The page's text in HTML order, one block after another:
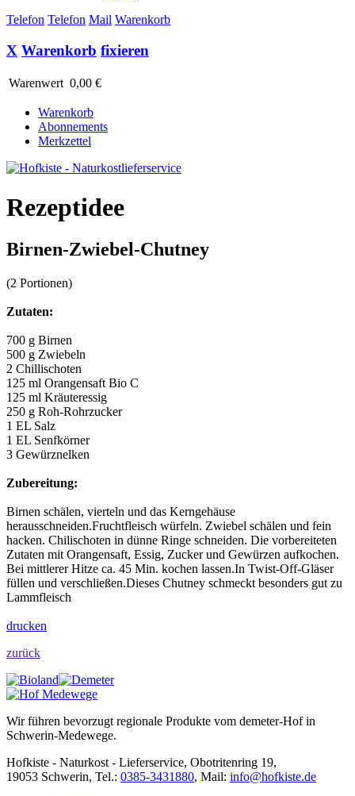
Telefon Telefon Mail Warenkorb
X Warenkorb fixieren
Warenwert 0,00 €
Warenkorb
Abonnements
Merkzettel
Rezeptidee
Birnen-Zwiebel-Chutney
(2 Portionen)
Zutaten:
700 g Birnen
500 g Zwiebeln
2 Chillischoten
125 ml Orangensaft Bio C
125 ml Kräuteressig
250 g Roh-Rohrzucker
1 EL Salz
1 EL Senfkörner
3 Gewürznelken
Zubereitung:
Birnen schälen, vierteln und das Kerngehäuse
herausschneiden.Fruchtfleisch würfeln. Zwiebel schälen und fein
hacken. Chilischoten in dünne Ringe schneiden. Die vorbereiteten
Zutaten mit Orangensaft, Essig, Zucker und Gewürzen aufkochen.
Bei mittlerer Hitze ca. 45 Min. kochen lassen.In Twist-Off-Gläser
füllen und verschließen.Dieses Chutney schmeckt besonders gut zu
Lammfleisch
drucken
zurück
Wir führen bevorzugt regionale Produkte vom demeter-Hof in
Schwerin-Medewege.
Hofkiste - Naturkost - Lieferservice, Obotritenring 19,
19053 Schwerin, Tel.: 0385-3431880, Mail: info@hofkiste.de